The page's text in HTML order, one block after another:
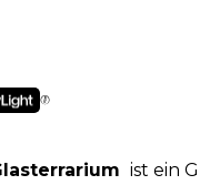
ist ein